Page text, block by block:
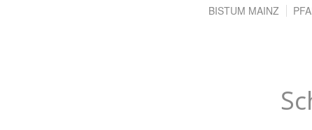
BISTUM MAINZ